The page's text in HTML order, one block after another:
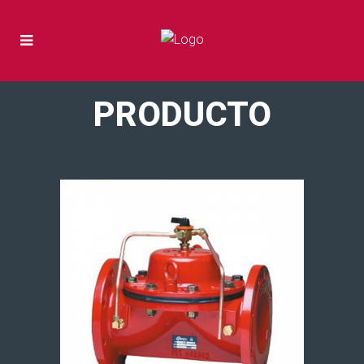
PRODUCTO